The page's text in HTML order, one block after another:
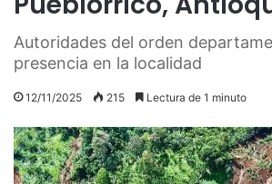
Autoridades del orden
presencia en la localidad
12/11/2025 215 Lectura de 1 minuto